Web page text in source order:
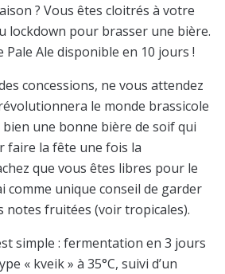
? Vous êtes cloitrés à votre
lockdown pour brasser une bière.
Pale Ale disponible en 10 jours !
concessions, ne vous attendez
le monde brassicole
une bonne bière de soif qui
faire la fête une fois la
que vous êtes libres pour le
comme unique conseil de garder
notes fruitées (voir tropicales).
simple : fermentation en 3 jours
« kveik » à 35°C, suivi d’un